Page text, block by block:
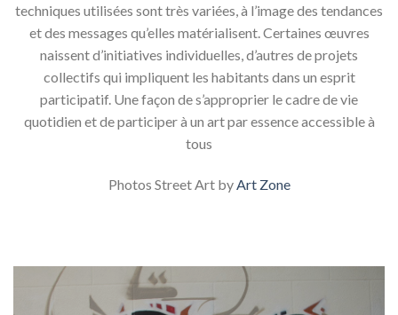
techniques utilisées sont très variées, à l’image des tendances
et des messages qu’elles matérialisent. Certaines œuvres
naissent d’initiatives individuelles, d’autres de projets
collectifs qui impliquent les habitants dans un esprit
participatif. Une façon de s’approprier le cadre de vie
quotidien et de participer à un art par essence accessible à
tous
Photos Street Art byArt Zone